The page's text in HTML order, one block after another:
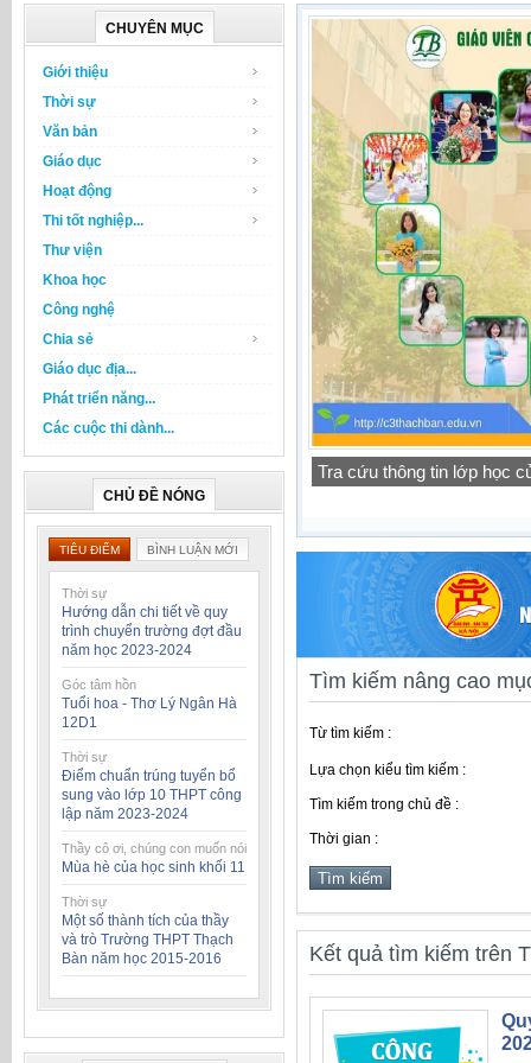
CHUYÊN MỤC
Giới thiệu
Thời sự
Văn bản
Giáo dục
Hoạt động
Thi tốt nghiệp...
Thư viện
Khoa học
Công nghệ
Chia sẻ
Giáo dục địa...
Phát triển năng...
Các cuộc thi dành...
CHỦ ĐỀ NÓNG
TIÊU ĐIỂM BÌNH LUẬN MỚI
Thời sự
Hướng dẫn chi tiết về quy
trình chuyển trường đợt đầu
năm học 2023-2024
Góc tâm hồn
Tuổi hoa - Thơ Lý Ngân Hà
12D1
Thời sự
Điểm chuẩn trúng tuyển bổ
sung vào lớp 10 THPT công
lập năm 2023-2024
Thầy cô ơi, chúng con muốn nói
Mùa hè của học sinh khối 11
Thời sự
Một số thành tích của thầy
và trò Trường THPT Thạch
Bàn năm học 2015-2016
Tra cứu thông tin lớp học
Thông báo lịch tập trung
Tìm kiếm nâng cao
Từ tìm kiếm :
Lựa chọn kiểu tìm kiếm :
Tìm kiếm trong chủ đề :
Thời gian :
Kết quả tìm kiếm trên